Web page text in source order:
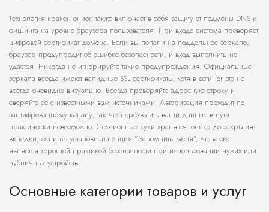
Технология кракен онион также включает в себя защиту от подмены DNS и
фишинга на уровне браузера пользователя. При входе система проверяет
цифровой сертификат домена. Если вы попали на поддельное зеркало,
браузер предупредит об ошибке безопасности, и вход выполнить не
удастся. Никогда не игнорируйте такие предупреждения. Официальные
зеркала всегда имеют валидные SSL-сертификаты, хотя в сети Tor это не
всегда очевидно визуально. Всегда проверяйте адресную строку и
сверяйте её с известными вам источниками. Авторизация проходит по
зашифрованному каналу, так что перехватить ваши данные в пути
практически невозможно. Сессионные куки хранятся только до закрытия
вкладки, если не установлена опция “Запомнить меня”, что также
является хорошей практикой безопасности при использовании чужих или
публичных устройств.
Основные категории товаров и услуг